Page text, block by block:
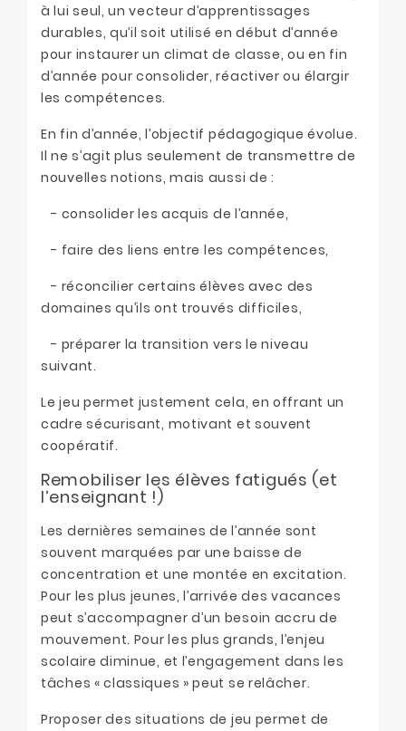
à lui seul, un vecteur d’apprentissages
durables, qu’il soit utilisé en début d’année
pour instaurer un climat de classe, ou en fin
d’année pour consolider, réactiver ou élargir
les compétences.
En fin d’année, l’objectif pédagogique évolue.
Il ne s’agit plus seulement de transmettre de
nouvelles notions, mais aussi de :
- consolider les acquis de l’année,
- faire des liens entre les compétences,
- réconcilier certains élèves avec des
domaines qu’ils ont trouvés difficiles,
- préparer la transition vers le niveau
suivant.
Le jeu permet justement cela, en offrant un
cadre sécurisant, motivant et souvent
coopératif.
Remobiliser les élèves fatigués (et
l’enseignant !)
Les dernières semaines de l’année sont
souvent marquées par une baisse de
concentration et une montée en excitation.
Pour les plus jeunes, l’arrivée des vacances
peut s’accompagner d’un besoin accru de
mouvement. Pour les plus grands, l’enjeu
scolaire diminue, et l’engagement dans les
tâches « classiques » peut se relâcher.
Proposer des situations de jeu permet de